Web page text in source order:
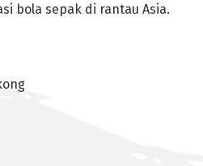
bola sepak di rantau Asia.